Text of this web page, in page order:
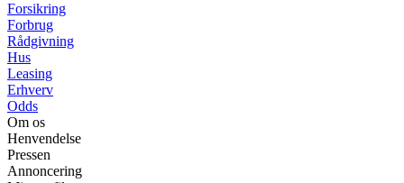
Forsikring
Forbrug
Rådgivning
Hus
Leasing
Erhverv
Odds
Om os
Henvendelse
Pressen
Annoncering